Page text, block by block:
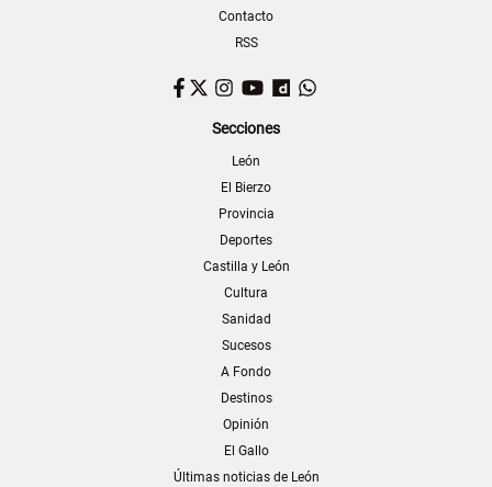
Contacto
RSS
Facebook
TwitterInstagram
YouTubeDailymotion
Secciones
León
El Bierzo
Provincia
Deportes
Castilla y León
Cultura
Sanidad
Sucesos
A Fondo
Destinos
Opinión
El Gallo
Últimas noticias de León